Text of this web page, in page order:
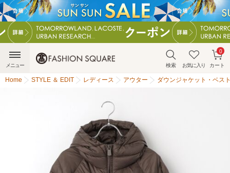
検索 お気に入り カート
0
メニュー
Home STYLE ＆ EDIT レディース アウター ダウンジャケット・ベス